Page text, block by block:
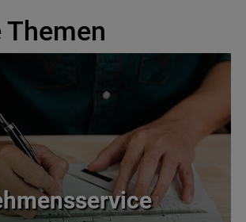
Themen